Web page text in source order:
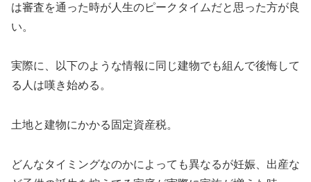
は審査を通った時が人生のピークタイムだと思った方が良
い。
実際に、以下のような情報に同じ建物でも組んで後悔して
る人は嘆き始める。
土地と建物にかかる固定資産税。
どんなタイミングなのかによっても異なるが妊娠、出産な